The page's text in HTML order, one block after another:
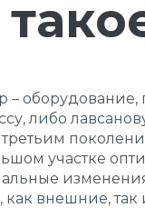
–
либо
участке
внешние, так